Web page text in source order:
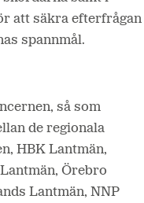
att säkra efterfrågan
spannmål.
så som
de regionala
HBK Lantmän,
Örebro
Lantmän, NNP